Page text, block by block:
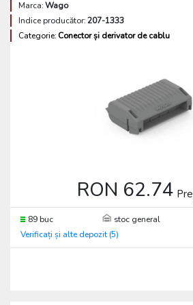
Marca:Wago
Indice producător:207-1333
Categorie: Conector și derivator de cablu
RON 62.74
89 buc stoc general
Verificați și alte depozit (5)